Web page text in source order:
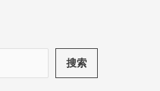
搜索